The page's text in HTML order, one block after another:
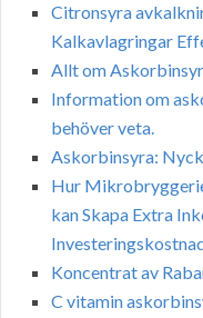
Citronsyra
Kalkavlagringar
Allt om
Information om
behöver veta.
Askorbinsyra:
Hur
kan Skapa Extra
Koncentrat av
C vitamin